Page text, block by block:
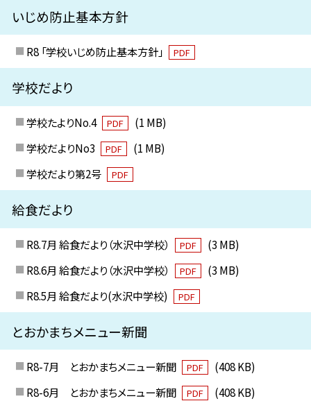
いじめ防止基本方針
R8 「学校いじめ防止基本方針」 PDF
学校だより
学校たよりNo.4 PDF
(1 MB)
学校だよりNo3
PDF
(1 MB)
学校だより第2号
PDF
給食だより
R8.7月 給食だより（水沢中学校） PDF
(3 MB)
R8.6月 給食だより（水沢中学校）
PDF
(3 MB)
R8.5月 給食だより(水沢中学校)
PDF
とおかまちメニュー新聞
R8-7月 とおかまちメニュー新聞 PDF
(408 KB)
R8-6月 とおかまちメニュー新聞
PDF (408 KB)